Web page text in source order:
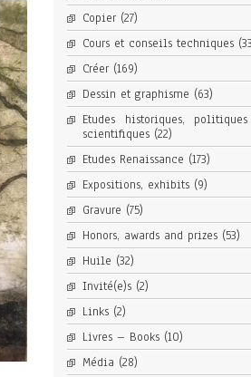
Copier(27)
Cours et conseils techniques
Créer(169)
Dessin et graphisme (63)
Etudes historiques,
scientifiques(22)
Etudes Renaissance (173)
Expositions, exhibits(9)
Gravure (75)
Honors, awards and prizes(53)
Huile (32)
Invité(e)s(2)
Links(2)
Livres – Books(10)
Média (28)